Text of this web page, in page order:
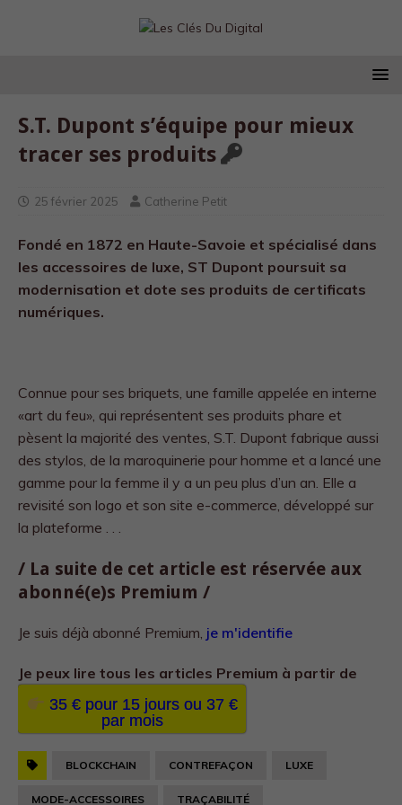
S.T. Dupont s’équipe pour mieux
tracer ses produits
25 février 2025 Catherine Petit
Fondé en 1872 en Haute-Savoie et spécialisé dans
les accessoires de luxe, ST Dupont poursuit sa
modernisation et dote ses produits de certificats
numériques.
Connue pour ses briquets, une famille appelée en interne
«art du feu», qui représentent ses produits phare et
pèsent la majorité des ventes, S.T. Dupont fabrique aussi
des stylos, de la maroquinerie pour homme et a lancé une
gamme pour la femme il y a un peu plus d’un an. Elle a
revisité son logo et son site e-commerce, développé sur
la plateforme . . .
/ La suite de cet article est réservée aux
abonné(e)s Premium /
Je suis déjà abonné Premium, je m'identifie
Je peux lire tous les articles Premium à partir de
35 € pour 15 jours ou 37 €
par mois
BLOCKCHAIN CONTREFAÇON LUXE
MODE-ACCESSOIRES TRAÇABILITÉ